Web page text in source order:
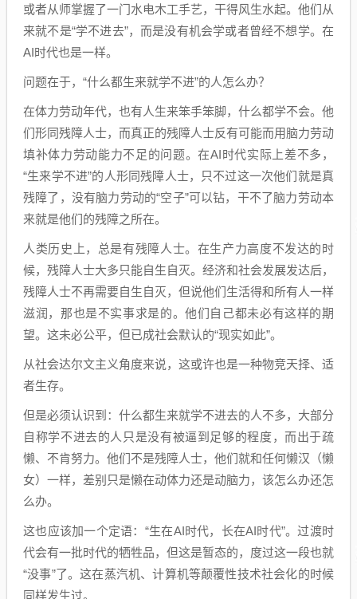
或者从师掌握了一门水电木工手艺，干得风生水起。他们从
来就不是“学不进去”，而是没有机会学或者曾经不想学。在
AI时代也是一样。
问题在于，“什么都生来就学不进”的人怎么办？
在体力劳动年代，也有人生来笨手笨脚，什么都学不会。他
们形同残障人士，而真正的残障人士反有可能而用脑力劳动
填补体力劳动能力不足的问题。在AI时代实际上差不多，
“生来学不进”的人形同残障人士，只不过这一次他们就是真
残障了，没有脑力劳动的“空子”可以钻，干不了脑力劳动本
来就是他们的残障之所在。
人类历史上，总是有残障人士。在生产力高度不发达的时
候，残障人士大多只能自生自灭。经济和社会发展发达后，
残障人士不再需要自生自灭，但说他们生活得和所有人一样
滋润，那也是不实事求是的。他们自己都未必有这样的期
望。这未必公平，但已成社会默认的“现实如此”。
从社会达尔文主义角度来说，这或许也是一种物竞天择、适
者生存。
但是必须认识到：什么都生来就学不进去的人不多，大部分
自称学不进去的人只是没有被逼到足够的程度，而出于疏
懒、不肯努力。他们不是残障人士，他们就和任何懒汉（懒
女）一样，差别只是懒在动体力还是动脑力，该怎么办还怎
么办。
这也应该加一个定语：“生在AI时代，长在AI时代”。过渡时
代会有一批时代的牺牲品，但这是暂态的，度过这一段也就
“没事”了。这在蒸汽机、计算机等颠覆性技术社会化的时候
同样发生过。